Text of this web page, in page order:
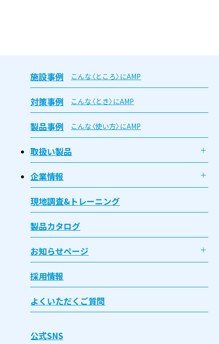
施設事例 こんな〈ところ〉にAMP
対策事例 こんな〈とき〉にAMP
製品事例 こんな〈使い方〉にAMP
取扱い製品
企業情報
現地調査&トレーニング
製品カタログ
お知らせページ
採用情報
よくいただくご質問
公式SNS